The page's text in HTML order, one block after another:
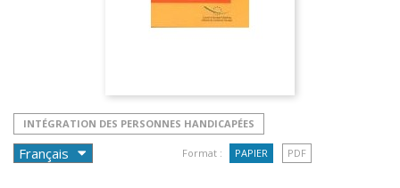
INTÉGRATION DES PERSONNES HANDICAPÉES
Format : PAPIER PDF